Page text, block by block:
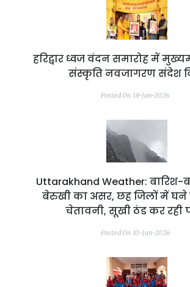
हरिद्वार ध्वज वंदन समारोह में
संस्कृति नवजागरण संदेश
Posted On 18-Jan-2026
Uttarakhand Weather: बारिश-
बेरुखी का असर, छह जिलों में घने
चेतावनी, सूखी ठंड कर रही
Posted On 10-Jan-2026